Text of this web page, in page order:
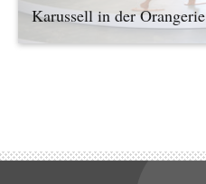
Karussell in der Orangerie